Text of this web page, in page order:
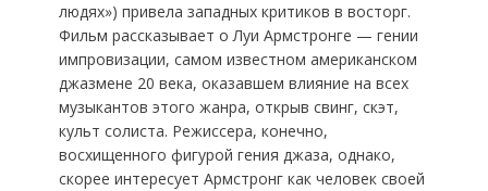
людях») привела западных критиков в восторг.
Фильм рассказывает о Луи Армстронге — гении
импровизации, самом известном американском
джазмене 20 века, оказавшем влияние на всех
музыкантов этого жанра, открыв свинг, скэт,
культ солиста. Режиссера, конечно,
восхищенного фигурой гения джаза, однако,
скорее интересует Армстронг как человек своей